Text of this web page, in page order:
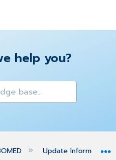
help you?
global hierarchy
Update